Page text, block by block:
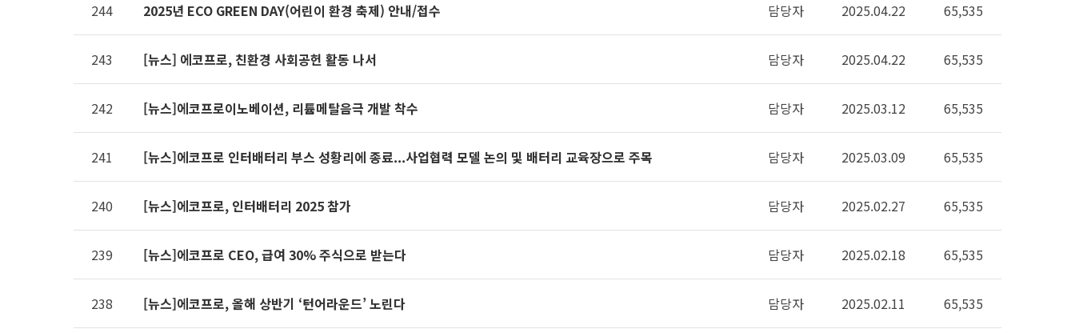
244 2025년 ECO GREEN DAY(어린이 환경 축제) 안내/접수 담당자 2025.04.22 65,535
243 [뉴스] 에코프로, 친환경 사회공헌 활동 나서 담당자 2025.04.22 65,535
242 [뉴스]에코프로이노베이션, 리튬메탈음극 개발 착수 담당자 2025.03.12 65,535
241 [뉴스]에코프로 인터배터리 부스 성황리에 종료...사업협력 모델 논의 및 배터리 교육장으로 주목 담당자 2025.03.09 65,535
240 [뉴스]에코프로, 인터배터리 2025 참가 담당자 2025.02.27 65,535
239 [뉴스]에코프로 CEO, 급여 30% 주식으로 받는다 담당자 2025.02.18 65,535
238 [뉴스]에코프로, 올해 상반기 ‘턴어라운드’ 노린다 담당자 2025.02.11 65,535